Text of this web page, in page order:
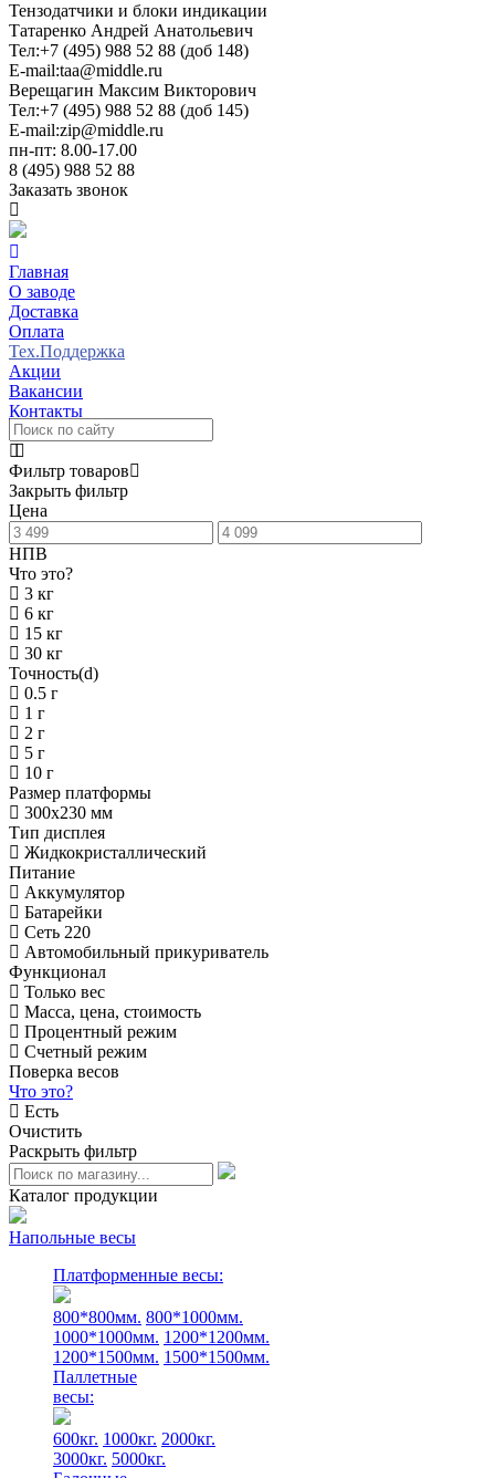
Тензодатчики и блоки индикации
Татаренко Андрей Анатольевич
Тел:+7 (495) 988 52 88 (доб 148)
E-mail:taa@middle.ru
Верещагин Максим Викторович
Тел:+7 (495) 988 52 88 (доб 145)
E-mail:zip@middle.ru
пн-пт: 8.00-17.00
8 (495) 988 52 88
Заказать звонок
Главная
О заводе
Доставка
Оплата
Тех.Поддержка
Акции
Вакансии
Контакты
Фильтр товаров
Закрыть фильтр
Цена
НПВ
Что это?
3 кг
6 кг
15 кг
30 кг
Точность(d)
0.5 г
1 г
2 г
5 г
10 г
Размер платформы
300х230 мм
Тип дисплея
Жидкокристаллический
Питание
Аккумулятор
Батарейки
Сеть 220
Автомобильный прикуриватель
Функционал
Только вес
Масса, цена, стоимость
Процентный режим
Счетный режим
Поверка весов
Что это?
Есть
Очистить
Раскрыть фильтр
Каталог продукции
Напольные весы
Платформенные весы:
800*800мм. 800*1000мм.
1000*1000мм. 1200*1200мм.
1200*1500мм. 1500*1500мм.
Паллетные
весы:
600кг. 1000кг. 2000кг.
3000кг. 5000кг.